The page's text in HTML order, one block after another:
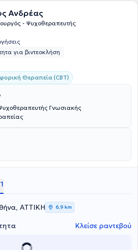
Ανδρέας
- Ψυχοθεραπευτής
για βιντεοκλήση
Θεραπεία (CBT)
Γνωσιακής
ΑΤΤΙΚΗ 6,9 km
Κλείσε ραντεβού